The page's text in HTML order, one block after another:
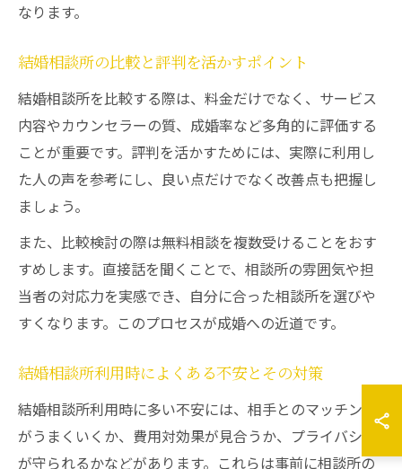
なります。
結婚相談所の比較と評判を活かすポイント
結婚相談所を比較する際は、料金だけでなく、サービス
内容やカウンセラーの質、成婚率など多角的に評価する
ことが重要です。評判を活かすためには、実際に利用し
た人の声を参考にし、良い点だけでなく改善点も把握し
ましょう。
また、比較検討の際は無料相談を複数受けることをおす
すめします。直接話を聞くことで、相談所の雰囲気や担
当者の対応力を実感でき、自分に合った相談所を選びや
すくなります。このプロセスが成婚への近道です。
結婚相談所利用時によくある不安とその対策
結婚相談所利用時に多い不安には、相手とのマッチング
がうまくいくか、費用対効果が見合うか、プライバシー
が守られるかなどがあります。これらは事前に相談所の